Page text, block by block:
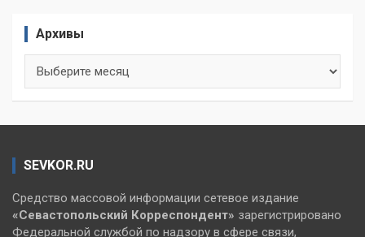
Архивы
SEVKOR.RU
Средство массовой информации сетевое издание
«Севастопольский Корреспондент» зарегистрировано
Федеральной службой по надзору в сфере связи,